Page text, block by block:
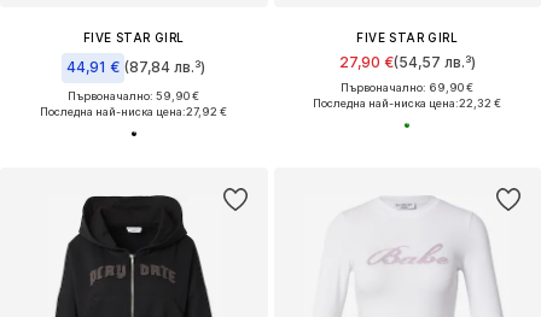
FIVE STAR GIRL
44,91 € (87,84 лв.³)
Първоначално: 59,90 €
Последна най-ниска цена:27,92 €
FIVE STAR GIRL
27,90 €(54,57 лв.³)
Първоначално: 69,90 €
Последна най-ниска цена:22,32 €